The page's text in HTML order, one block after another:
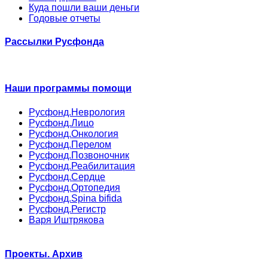
Куда пошли ваши деньги
Годовые отчеты
Рассылки Русфонда
Наши программы помощи
Русфонд.Неврология
Русфонд.Лицо
Русфонд.Онкология
Русфонд.Перелом
Русфонд.Позвоночник
Русфонд.Реабилитация
Русфонд.Сердце
Русфонд.Ортопедия
Русфонд.Spina bifida
Русфонд.Регистр
Варя Иштрякова
Проекты. Архив